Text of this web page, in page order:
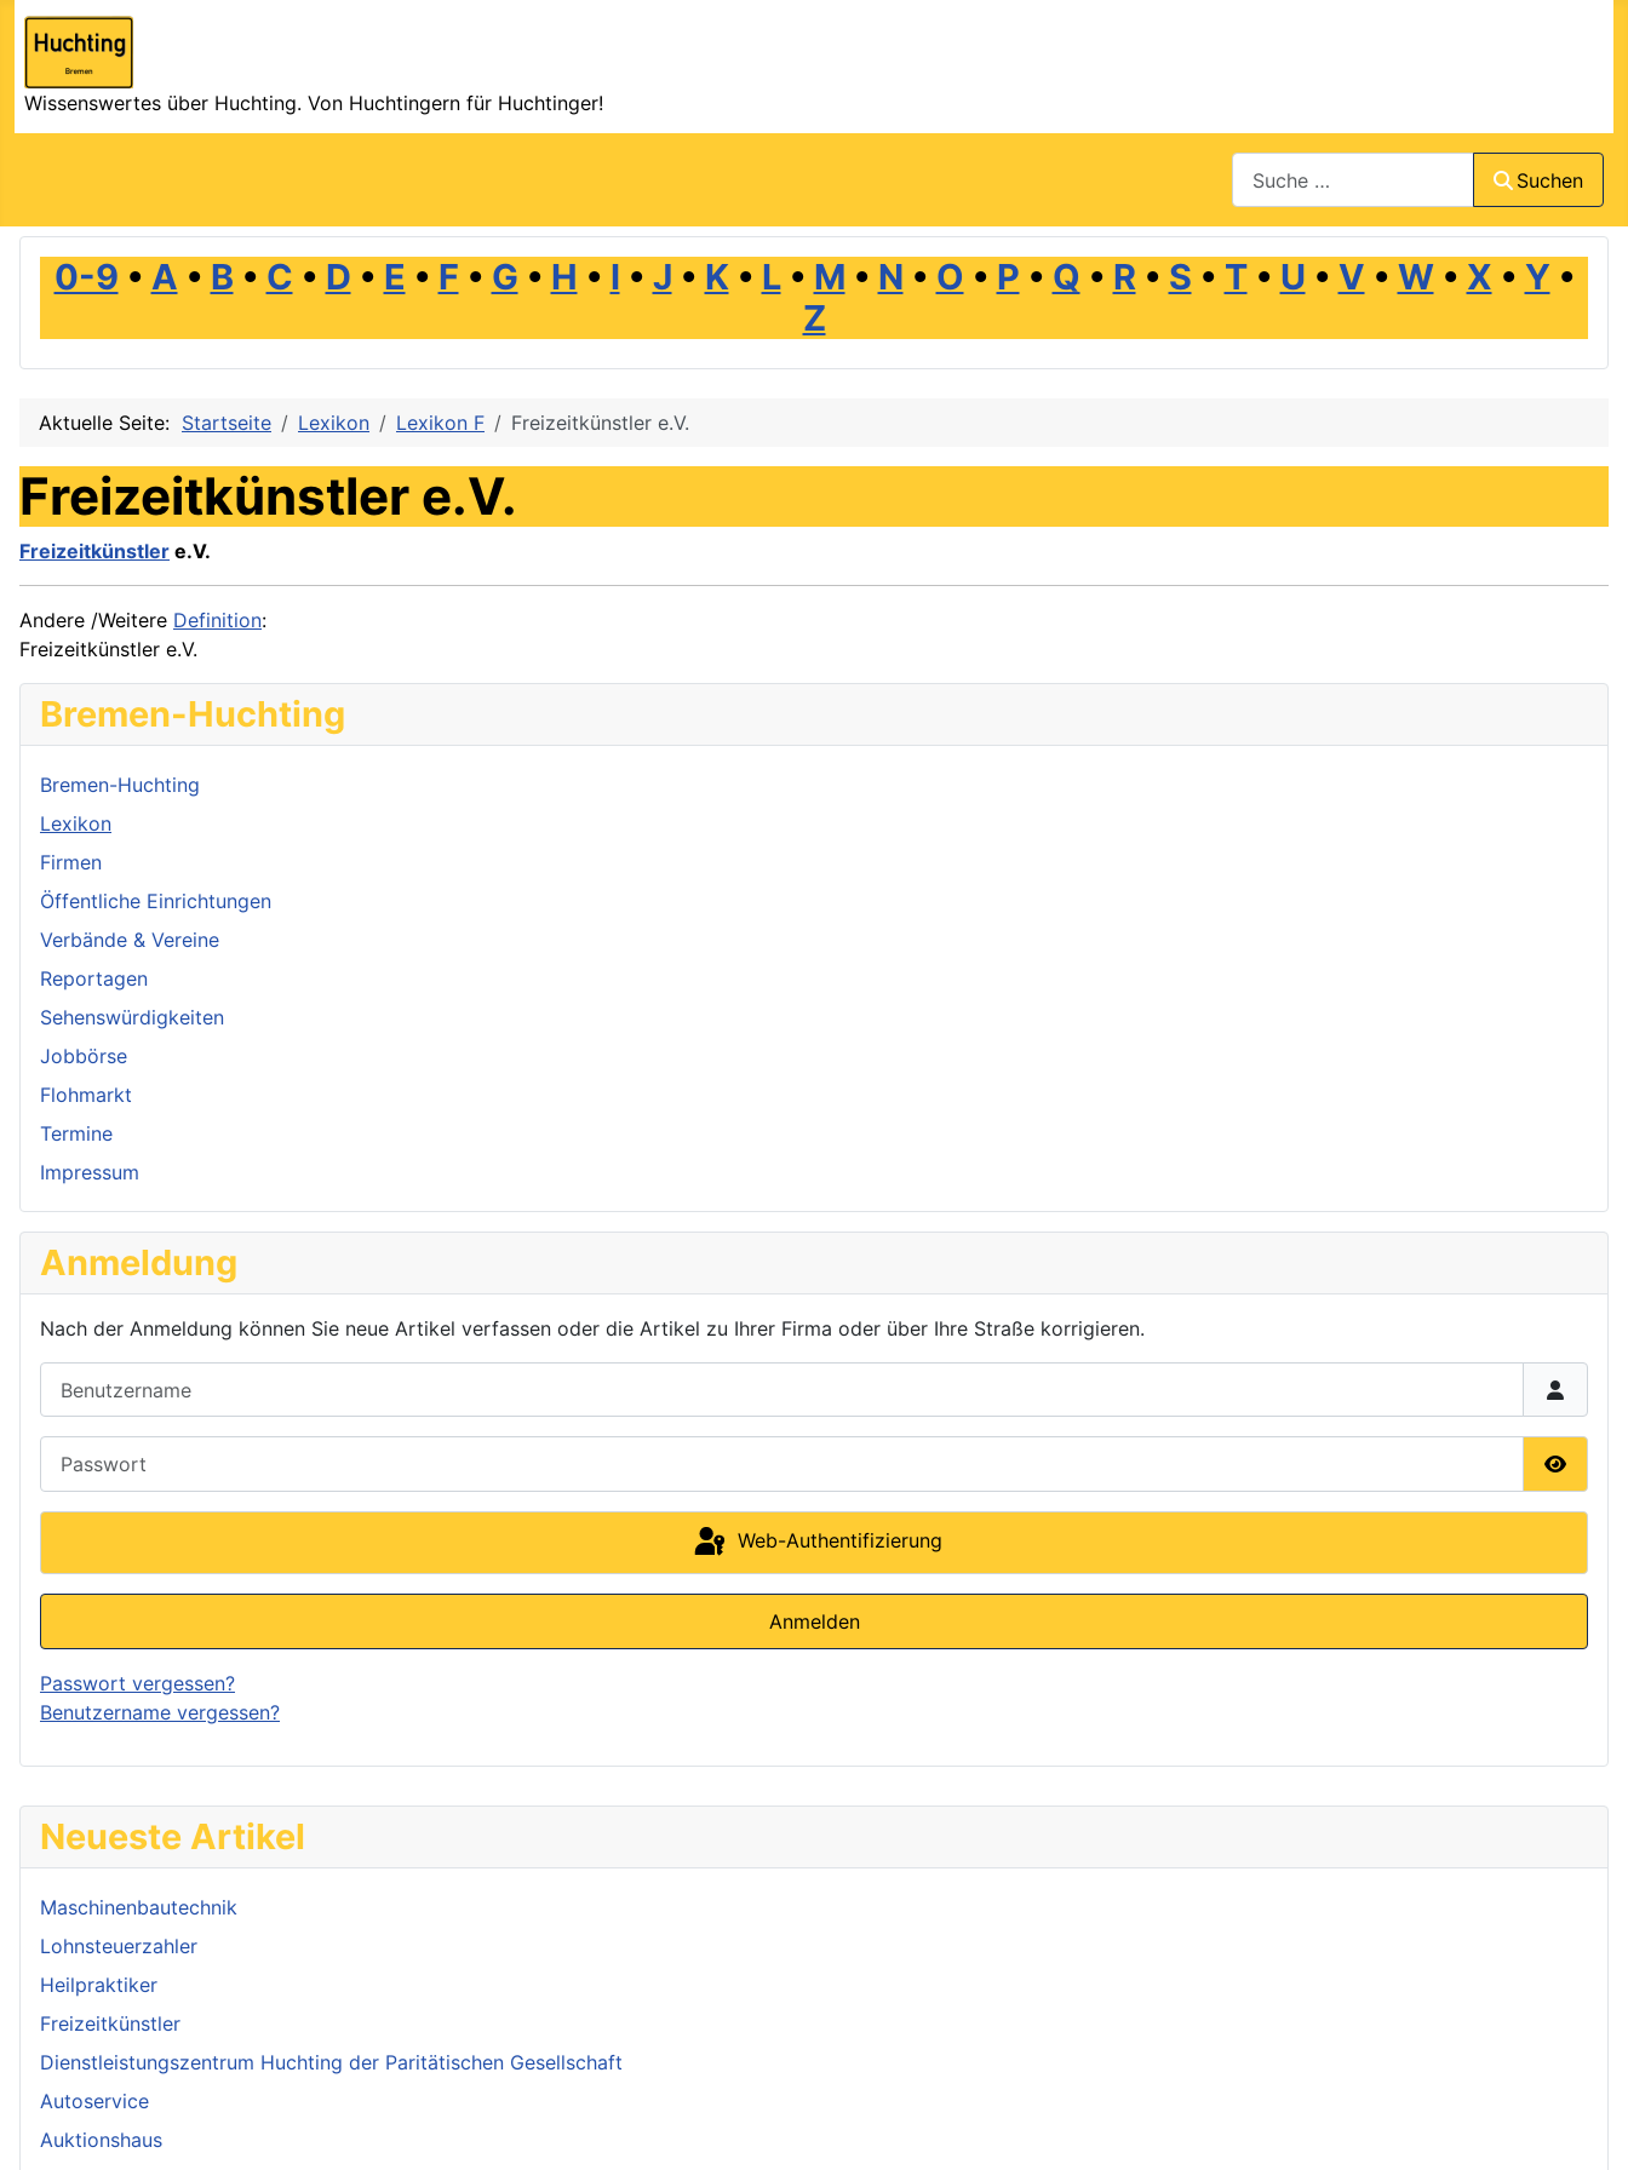
Wissenswertes über Huchting. Von Huchtingern für Huchtinger!
Suchen
0-9 • A • B • C • D • E • F • G • H • I • J • K• L• M • N • O • P • Q • R• S • T• U • V • W• X • Y •
Z
Neueste Artikel
Maschinenbautechnik
Lohnsteuerzahler
Heilpraktiker
Freizeitkünstler
Dienstleistungszentrum Huchting der Paritätischen Gesellschaft
Autoservice
Auktionshaus
Aktuelle Seite: Startseite Lexikon Lexikon F Freizeitkünstler e.V.
Freizeitkünstler e.V.
Freizeitkünstler e.V.
Andere /Weitere Definition:
Freizeitkünstler e.V.
Bremen-Huchting
Bremen-Huchting
Lexikon
Firmen
Öffentliche Einrichtungen
Verbände & Vereine
Reportagen
Sehenswürdigkeiten
Jobbörse
Flohmarkt
Termine
Impressum
Anmeldung
Nach der Anmeldung können Sie neue Artikel verfassen oder die Artikel zu Ihrer Firma oder über Ihre Straße korrigieren.
Web-Authentifizierung
Anmelden
Passwort vergessen?
Benutzername vergessen?